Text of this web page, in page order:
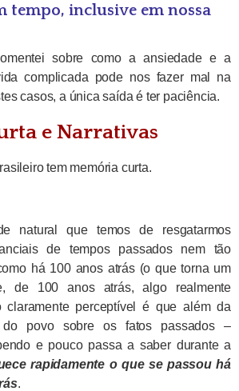
tempo, inclusive em nossa
sobre como a ansiedade e a
complicada pode nos fazer mal na
casos, a única saída é ter paciência.
e Narrativas
tem memória curta.
natural que temos de resgatarmos
de tempos passados nem tão
há 100 anos atrás (o que torna um
de 100 anos atrás, algo realmente
claramente perceptível é que além da
do povo sobre os fatos passados –
e pouco passa a saber durante a
rapidamente o que se passou há
.